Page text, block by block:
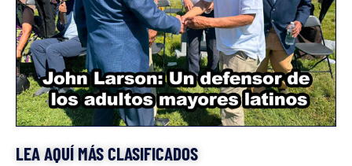
LEA AQUÍ MÁS CLASIFICADOS